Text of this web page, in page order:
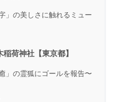
」の美しさに触れるミュー
荷神社【東京都】
」の霊狐にゴールを報告〜